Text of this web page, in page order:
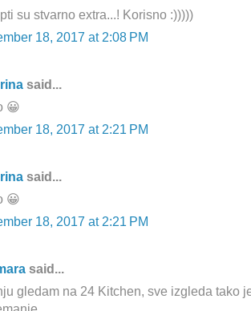
su stvarno extra...! Korisno :)))))
18, 2017 at 2:08 PM
said...
😀
18, 2017 at 2:21 PM
said...
😀
18, 2017 at 2:21 PM
said...
gledam na 24 Kitchen, sve izgleda tako